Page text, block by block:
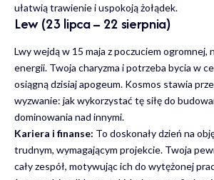
ułatwią trawienie i uspokoją żołądek.
Lew (23 lipca – 22 sierpnia)
Lwy wejdą w 15 maja z poczuciem ogromnej,
energii. Twoja charyzma i potrzeba bycia w
osiągną dzisiaj apogeum. Kosmos stawia
wyzwanie: jak wykorzystać tę siłę do
dominowania nad innymi.
Kariera i finanse: To doskonały dzień na
trudnym, wymagającym projekcie. Twoja
cały zespół, motywując ich do wytężonej